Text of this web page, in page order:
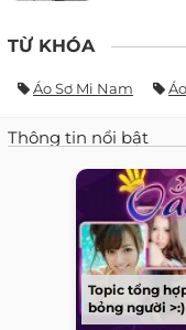
TỪ KHÓA
Áo Sơ Mi Nam
Thông tin nổi bật
Topic tổng
bỏng người >:)